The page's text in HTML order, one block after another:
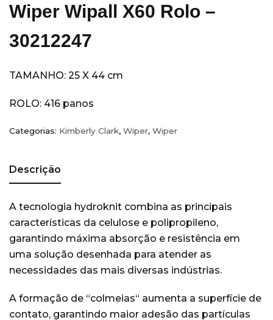
Kimberly Clark (77)
Acessórios (7)
Guardanapo (3)
Papel Higienico
Papel Toalha (16)
Wiper (18)
Lavagem mecânica de louças
Cozinhas (14)
Lavanderia (21)
Limpadoras e Conservadoras (2)
pisos (2)
Sem categoria (204)
Wiper Wipall X60 Rolo –
30212247
TAMANHO: 25 X 44 cm
ROLO: 416 panos
Categorias: Kimberly Clark, Wiper, Wiper
Descrição
A tecnologia hydroknit combina as principais
características da celulose e polipropileno,
garantindo máxima absorção e resistência em
uma solução desenhada para atender as
necessidades das mais diversas indústrias.
A formação de “colmeias“ aumenta a superfície de
contato, garantindo maior adesão das partículas